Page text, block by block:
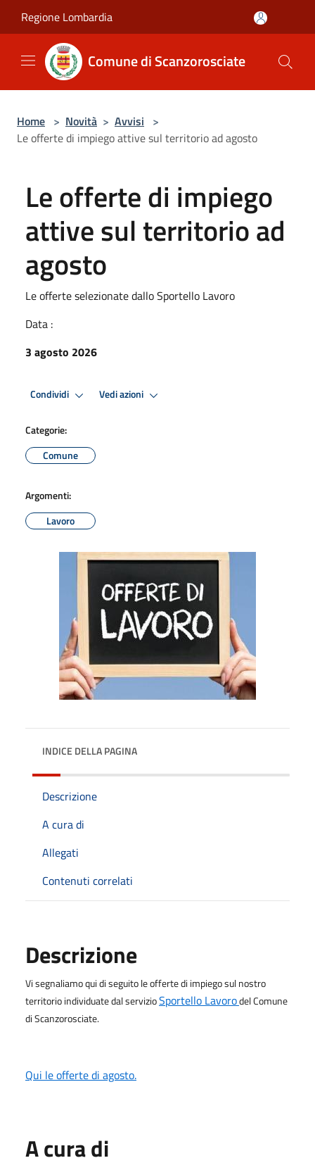
Regione Lombardia
Comune di Scanzorosciate
Home > Novità > Avvisi >
Le offerte di impiego attive sul territorio ad agosto
Le offerte di impiego
attive sul territorio ad
agosto
Le offerte selezionate dallo Sportello Lavoro
Data :
3 agosto 2026
Condividi Vedi azioni
Categorie:
Comune
Argomenti:
Lavoro
INDICE DELLA PAGINA
Descrizione
A cura di
Allegati
Contenuti correlati
Descrizione
Vi segnaliamo qui di seguito le offerte di impiego sul nostro
territorio individuate dal servizioSportello Lavorodel Comune
di Scanzorosciate.
Qui le offerte di agosto.
A cura di